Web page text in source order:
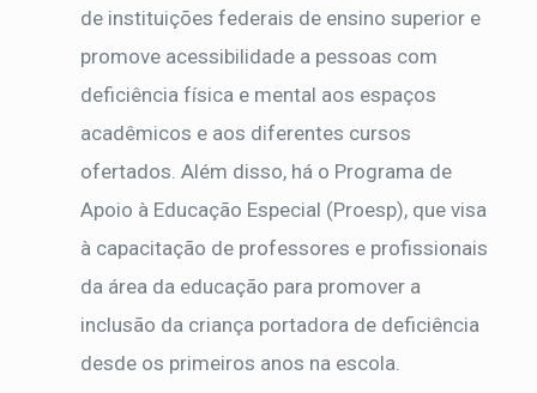
de instituições federais de ensino superior e
promove acessibilidade a pessoas com
deficiência física e mental aos espaços
acadêmicos e aos diferentes cursos
ofertados. Além disso, há o Programa de
Apoio à Educação Especial (Proesp), que visa
à capacitação de professores e profissionais
da área da educação para promover a
inclusão da criança portadora de deficiência
desde os primeiros anos na escola.